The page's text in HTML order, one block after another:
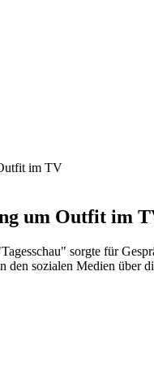
im TV
um Outfit im
sorgte für
sozialen Medien über